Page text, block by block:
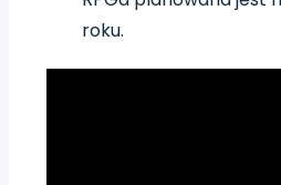
roku.